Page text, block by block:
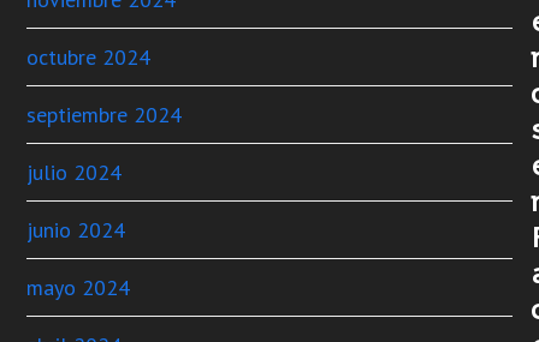
octubre 2024
septiembre 2024
julio 2024
junio 2024
mayo 2024